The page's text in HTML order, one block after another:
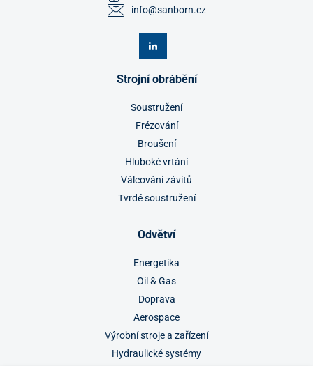
info@sanborn.cz
Strojní obrábění
Soustružení
Frézování
Broušení
Hluboké vrtání
Válcování závitů
Tvrdé soustružení
Odvětví
Energetika
Oil & Gas
Doprava
Aerospace
Výrobní stroje a zařízení
Hydraulické systémy